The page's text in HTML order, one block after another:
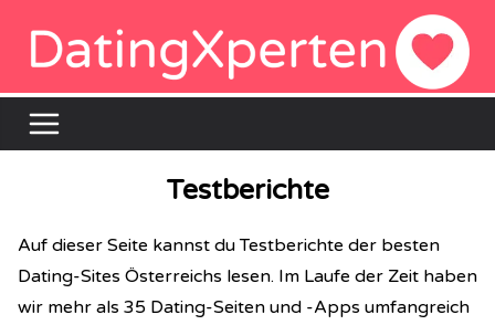
Testberichte
Auf dieser Seite kannst du Testberichte der besten
Dating-Sites Österreichs lesen. Im Laufe der Zeit haben
wir mehr als 35 Dating-Seiten und -Apps umfangreich